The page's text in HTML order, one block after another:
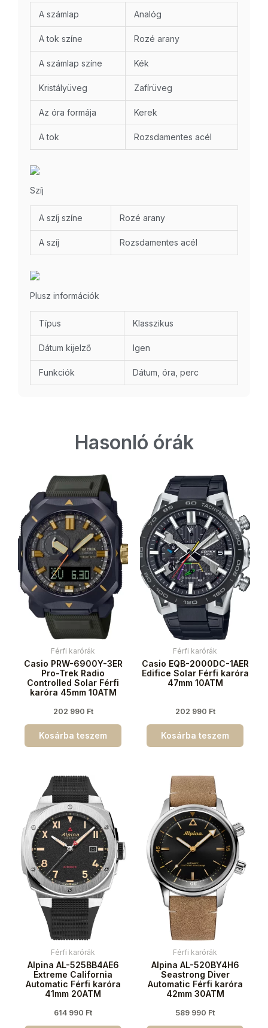
A számlap Analóg
A tok színe Rozé arany
A számlap színe Kék
Kristályüveg Zafírüveg
Az óra formája Kerek
A tok Rozsdamentes acél
Szíj
A szíj színe Rozé arany
A szíj Rozsdamentes acél
Plusz információk
Típus Klasszikus
Dátum kijelző Igen
Funkciók Dátum, óra, perc
Hasonló órák
Férfi karórák
Casio PRW-6900Y-3ER
Pro-Trek Radio
Controlled Solar Férfi
karóra 45mm 10ATM
202 990 Ft
Kosárba teszem
Férfi karórák
Casio EQB-2000DC-1AER
Edifice Solar Férfi karóra
47mm 10ATM
202 990 Ft
Kosárba teszem
Férfi karórák
Alpina AL-525BB4AE6
Extreme California
Automatic Férfi karóra
41mm 20ATM
614 990 Ft
Férfi karórák
Alpina AL-520BY4H6
Seastrong Diver
Automatic Férfi karóra
42mm 30ATM
589 990 Ft